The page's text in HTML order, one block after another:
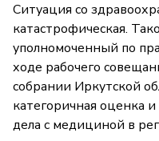
Ситуация со
катастрофическая.
уполномоченный по
ходе рабочего
собрании Иркутской
категоричная оценка
дела с медициной в